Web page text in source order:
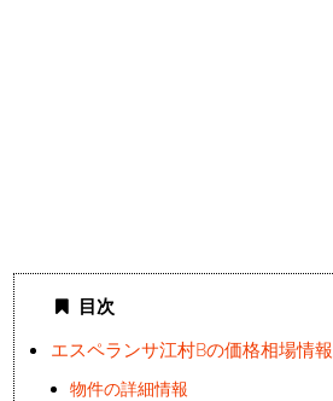
目次
エスペランサ江村Bの価格相場情報
物件の詳細情報